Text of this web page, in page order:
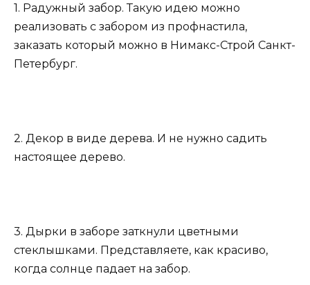
1. Радужный забор. Такую идею можно
реализовать с забором из профнастила,
заказать который можно в Нимакс-Строй Санкт-
Петербург.
2. Декор в виде дерева. И не нужно садить
настоящее дерево.
3. Дырки в заборе заткнули цветными
стеклышками. Представляете, как красиво,
когда солнце падает на забор.